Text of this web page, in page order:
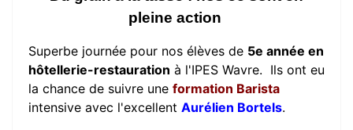
pleine action
Superbe journée pour nos élèves de 5e année en
hôtellerie-restauration à l'IPES Wavre. Ils ont eu
la chance de suivre une formation Barista
intensive avec l'excellent Aurélien Bortels.